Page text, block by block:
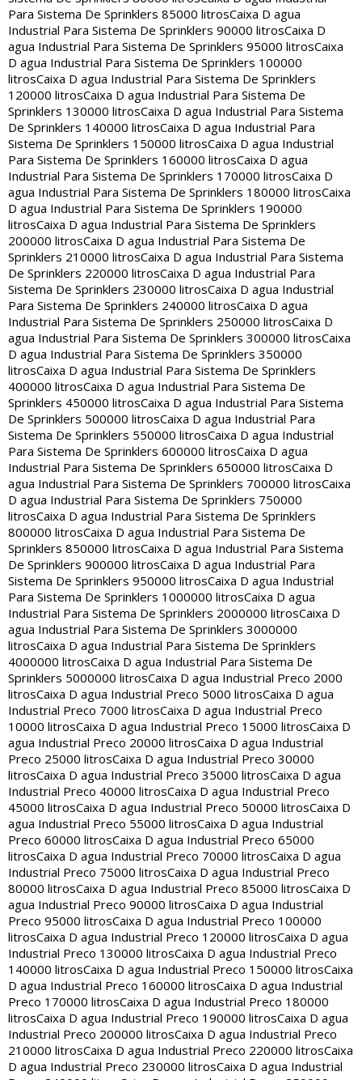
Para Sistema De Sprinklers 85000 litrosCaixa D agua
Industrial Para Sistema De Sprinklers 90000 litrosCaixa D
agua Industrial Para Sistema De Sprinklers 95000 litrosCaixa
D agua Industrial Para Sistema De Sprinklers 100000
litrosCaixa D agua Industrial Para Sistema De Sprinklers
120000 litrosCaixa D agua Industrial Para Sistema De
Sprinklers 130000 litrosCaixa D agua Industrial Para Sistema
De Sprinklers 140000 litrosCaixa D agua Industrial Para
Sistema De Sprinklers 150000 litrosCaixa D agua Industrial
Para Sistema De Sprinklers 160000 litrosCaixa D agua
Industrial Para Sistema De Sprinklers 170000 litrosCaixa D
agua Industrial Para Sistema De Sprinklers 180000 litrosCaixa
D agua Industrial Para Sistema De Sprinklers 190000
litrosCaixa D agua Industrial Para Sistema De Sprinklers
200000 litrosCaixa D agua Industrial Para Sistema De
Sprinklers 210000 litrosCaixa D agua Industrial Para Sistema
De Sprinklers 220000 litrosCaixa D agua Industrial Para
Sistema De Sprinklers 230000 litrosCaixa D agua Industrial
Para Sistema De Sprinklers 240000 litrosCaixa D agua
Industrial Para Sistema De Sprinklers 250000 litrosCaixa D
agua Industrial Para Sistema De Sprinklers 300000 litrosCaixa
D agua Industrial Para Sistema De Sprinklers 350000
litrosCaixa D agua Industrial Para Sistema De Sprinklers
400000 litrosCaixa D agua Industrial Para Sistema De
Sprinklers 450000 litrosCaixa D agua Industrial Para Sistema
De Sprinklers 500000 litrosCaixa D agua Industrial Para
Sistema De Sprinklers 550000 litrosCaixa D agua Industrial
Para Sistema De Sprinklers 600000 litrosCaixa D agua
Industrial Para Sistema De Sprinklers 650000 litrosCaixa D
agua Industrial Para Sistema De Sprinklers 700000 litrosCaixa
D agua Industrial Para Sistema De Sprinklers 750000
litrosCaixa D agua Industrial Para Sistema De Sprinklers
800000 litrosCaixa D agua Industrial Para Sistema De
Sprinklers 850000 litrosCaixa D agua Industrial Para Sistema
De Sprinklers 900000 litrosCaixa D agua Industrial Para
Sistema De Sprinklers 950000 litrosCaixa D agua Industrial
Para Sistema De Sprinklers 1000000 litrosCaixa D agua
Industrial Para Sistema De Sprinklers 2000000 litrosCaixa D
agua Industrial Para Sistema De Sprinklers 3000000
litrosCaixa D agua Industrial Para Sistema De Sprinklers
4000000 litrosCaixa D agua Industrial Para Sistema De
Sprinklers 5000000 litrosCaixa D agua Industrial Preco 2000
litrosCaixa D agua Industrial Preco 5000 litrosCaixa D agua
Industrial Preco 7000 litrosCaixa D agua Industrial Preco
10000 litrosCaixa D agua Industrial Preco 15000 litrosCaixa D
agua Industrial Preco 20000 litrosCaixa D agua Industrial
Preco 25000 litrosCaixa D agua Industrial Preco 30000
litrosCaixa D agua Industrial Preco 35000 litrosCaixa D agua
Industrial Preco 40000 litrosCaixa D agua Industrial Preco
45000 litrosCaixa D agua Industrial Preco 50000 litrosCaixa D
agua Industrial Preco 55000 litrosCaixa D agua Industrial
Preco 60000 litrosCaixa D agua Industrial Preco 65000
litrosCaixa D agua Industrial Preco 70000 litrosCaixa D agua
Industrial Preco 75000 litrosCaixa D agua Industrial Preco
80000 litrosCaixa D agua Industrial Preco 85000 litrosCaixa D
agua Industrial Preco 90000 litrosCaixa D agua Industrial
Preco 95000 litrosCaixa D agua Industrial Preco 100000
litrosCaixa D agua Industrial Preco 120000 litrosCaixa D agua
Industrial Preco 130000 litrosCaixa D agua Industrial Preco
140000 litrosCaixa D agua Industrial Preco 150000 litrosCaixa
D agua Industrial Preco 160000 litrosCaixa D agua Industrial
Preco 170000 litrosCaixa D agua Industrial Preco 180000
litrosCaixa D agua Industrial Preco 190000 litrosCaixa D agua
Industrial Preco 200000 litrosCaixa D agua Industrial Preco
210000 litrosCaixa D agua Industrial Preco 220000 litrosCaixa
D agua Industrial Preco 230000 litrosCaixa D agua Industrial